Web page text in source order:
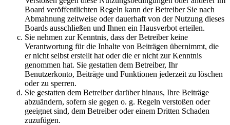
Board veröffentlichten Regeln kann der Betreiber Sie nach
Abmahnung zeitweise oder dauerhaft von der Nutzung dieses
Boards ausschließen und Ihnen ein Hausverbot erteilen.
Sie nehmen zur Kenntnis, dass der Betreiber keine
Verantwortung für die Inhalte von Beiträgen übernimmt, die
er nicht selbst erstellt hat oder die er nicht zur Kenntnis
genommen hat. Sie gestatten dem Betreiber, Ihr
Benutzerkonto, Beiträge und Funktionen jederzeit zu löschen
oder zu sperren.
Sie gestatten dem Betreiber darüber hinaus, Ihre Beiträge
abzuändern, sofern sie gegen o. g. Regeln verstoßen oder
geeignet sind, dem Betreiber oder einem Dritten Schaden
zuzufügen.